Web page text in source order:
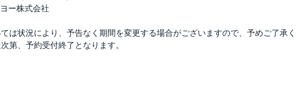
ー株式会社
は状況により、予告なく期間を変更する場合がございますので、予めご了承
第、予約受付終了となります。